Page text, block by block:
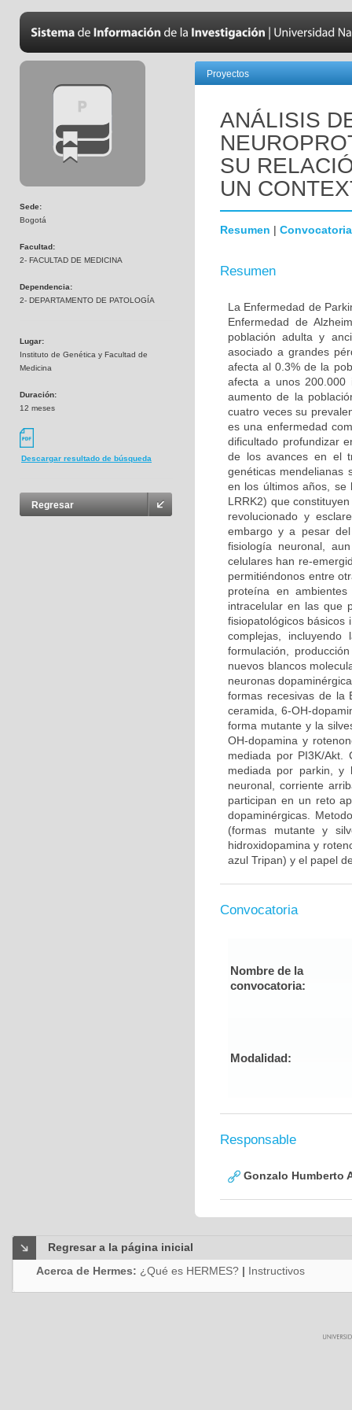
Sede:
Bogotá
Facultad:
2- FACULTAD DE MEDICINA
Dependencia:
2- DEPARTAMENTO DE PATOLOGÍA
Lugar:
Instituto de Genética y Facultad de
Medicina
Duración:
12 meses
Descargar resultado de búsqueda
Regresar
Proyectos
ANÁLISIS
SU
UN
Resumen | Convocatoria
Resumen
La Enfermedad de
Enfermedad de
población adulta y
asociado a grandes
afecta al 0.3% de la
afecta a unos 200.000
aumento de la
cuatro veces su
es una enfermedad
dificultado profundizar
de los avances en el
genéticas mendelianas
en los últimos años, se
LRRK2) que
revolucionado y
embargo y a pesar
fisiología neuronal,
celulares han re-
permitiéndonos entre
proteína en
intracelular en las que
fisiopatológicos básicos
complejas,
formulación,
nuevos blancos
neuronas
formas recesivas de la
ceramida, 6-OH-
forma mutante y la
OH-dopamina y
mediada por PI3K/
mediada por parkin, y
neuronal, corriente
participan en un reto
dopaminérgicas.
(formas mutante y
hidroxidopamina y
azul Tripan) y el papel
Convocatoria
Nombre de la
convocatoria:
Modalidad:
Responsable
Gonzalo Humberto
Regresar a la página inicial
Acerca de Hermes: ¿Qué es HERMES? | Instructivos